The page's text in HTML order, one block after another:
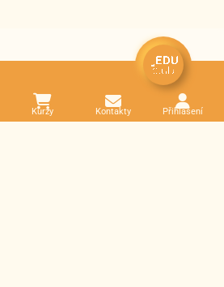
Kurzy Kontakty Přihlášení